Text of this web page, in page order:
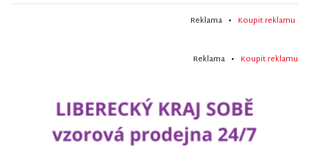
Reklama • Koupit reklamu
Reklama • Koupit reklamu